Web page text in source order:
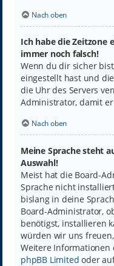
Nach oben
Ich habe die Zeitzone
immer noch falsch!
Wenn du dir sicher
eingestellt hast und
die Uhr des Servers
Administrator, damit
Nach oben
Meine Sprache steht
Auswahl!
Meist hat die Board-
Sprache nicht
bislang in deine
Board-Administrator,
benötigst, installieren
würden wir uns
Weitere Informationen
phpBB Limited oder